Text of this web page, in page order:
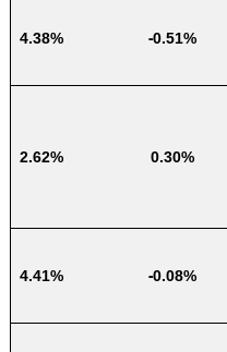
-0.51%
4.38%
0.30%
2.62%
-0.08%
4.41%